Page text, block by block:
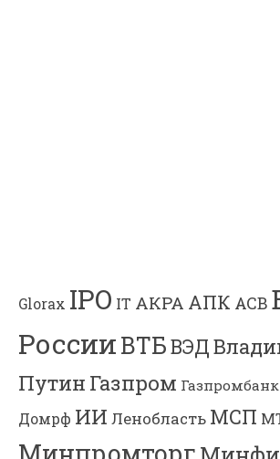
Glorax IPO IT АКРА АПК АСВ
РоссииВТБВЭД
Путин Газпром Газпромбанк
Домрф ИИ Ленобласть МСП